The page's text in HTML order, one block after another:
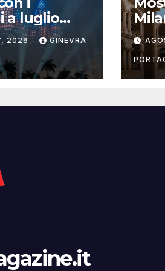
a luglio
cinema
per
2026 GINEVRA
la